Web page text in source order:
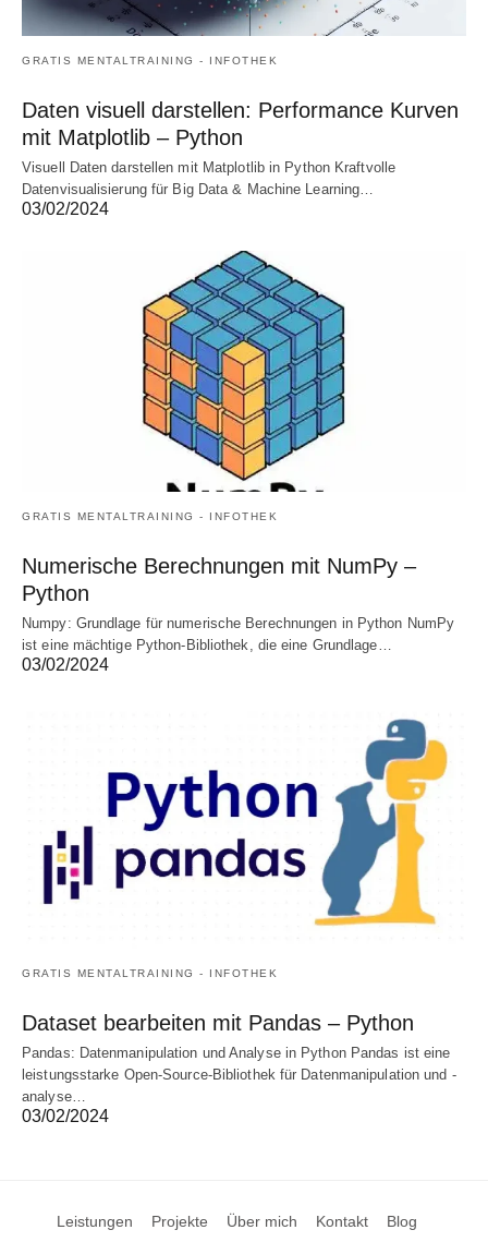
GRATIS MENTALTRAINING - INFOTHEK
Daten visuell darstellen: Performance Kurven
mit Matplotlib – Python
Visuell Daten darstellen mit Matplotlib in Python Kraftvolle
Datenvisualisierung für Big Data & Machine Learning…
03/02/2024
GRATIS MENTALTRAINING - INFOTHEK
Numerische Berechnungen mit NumPy –
Python
Numpy: Grundlage für numerische Berechnungen in Python NumPy
ist eine mächtige Python-Bibliothek, die eine Grundlage…
03/02/2024
GRATIS MENTALTRAINING - INFOTHEK
Dataset bearbeiten mit Pandas – Python
Pandas: Datenmanipulation und Analyse in Python Pandas ist eine
leistungsstarke Open-Source-Bibliothek für Datenmanipulation und -
analyse…
03/02/2024
Leistungen Projekte Über mich Kontakt Blog